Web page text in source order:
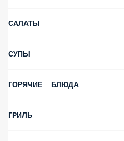
САЛАТЫ
СУПЫ
ГОРЯЧИЕ БЛЮДА
ГРИЛЬ